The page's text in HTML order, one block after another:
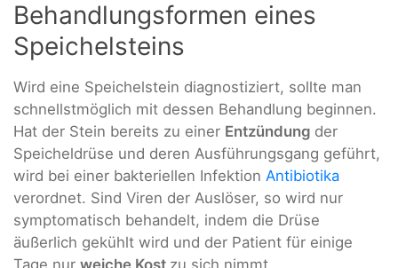
Behandlungsformen eines
Speichelsteins
Wird eine Speichelstein diagnostiziert, sollte man
schnellstmöglich mit dessen Behandlung beginnen.
Hat der Stein bereits zu einer Entzündung der
Speicheldrüse und deren Ausführungsgang geführt,
wird bei einer bakteriellen Infektion Antibiotika
verordnet. Sind Viren der Auslöser, so wird nur
symptomatisch behandelt, indem die Drüse
äußerlich gekühlt wird und der Patient für einige